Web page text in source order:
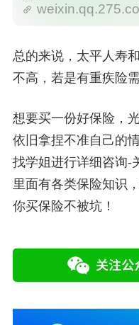
总的来说，太平人寿
不高，若是有重疾险
想要买一份好保险，
依旧拿捏不准自己的
找学姐进行详细咨询-
里面有各类保险知识
你买保险不被坑！